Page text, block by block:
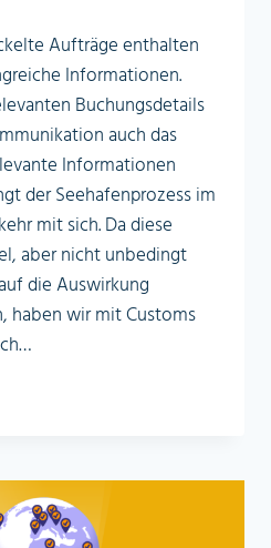
Aufträge enthalten
Informationen.
Buchungsdetails
auch das
Informationen
der Seehafenprozess im
mit sich. Da diese
aber nicht unbedingt
die Auswirkung
haben wir mit Customs